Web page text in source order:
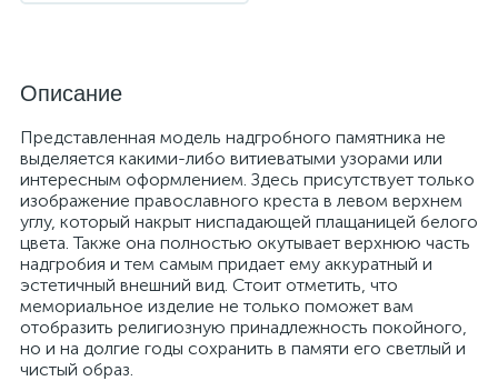
Описание
Представленная модель надгробного памятника не
выделяется какими-либо витиеватыми узорами или
интересным оформлением. Здесь присутствует только
изображение православного креста в левом верхнем
углу, который накрыт ниспадающей плащаницей белого
цвета. Также она полностью окутывает верхнюю часть
надгробия и тем самым придает ему аккуратный и
эстетичный внешний вид. Стоит отметить, что
мемориальное изделие не только поможет вам
отобразить религиозную принадлежность покойного,
но и на долгие годы сохранить в памяти его светлый и
чистый образ.